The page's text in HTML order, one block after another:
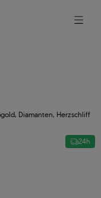
Diamanten, Herzschliff
24h